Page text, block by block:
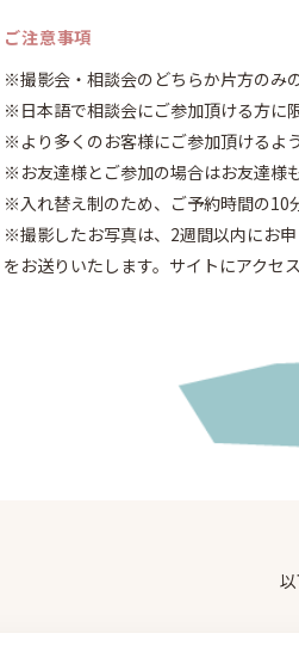
ご注意事項
※撮影会・相談会のどちらか片方のみ
※日本語で相談会にご参加頂ける方に
※より多くのお客様にご参加頂けるよ
※お友達様とご参加の場合はお友達様
※入れ替え制のため、ご予約時間の10
※撮影したお写真は、2週間以内にお
をお送りいたします。サイトにアクセ